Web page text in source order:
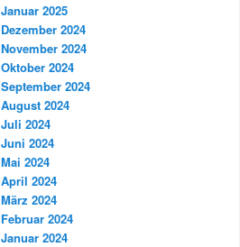
Januar 2025
Dezember 2024
November 2024
Oktober 2024
September 2024
August 2024
Juli 2024
Juni 2024
Mai 2024
April 2024
März 2024
Februar 2024
Januar 2024